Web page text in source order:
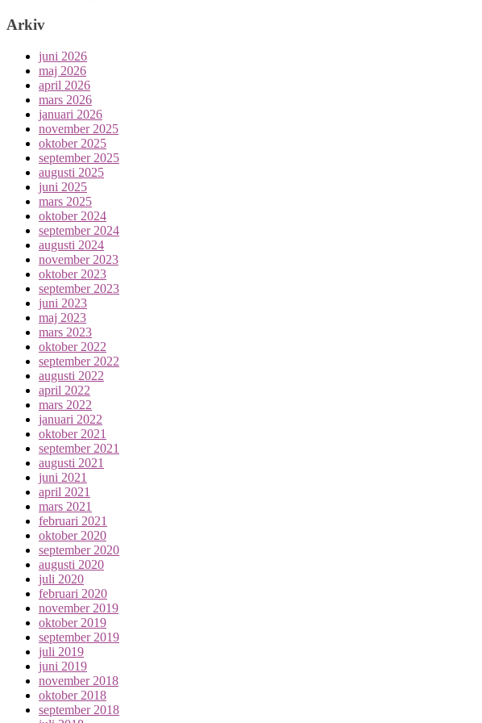
Arkiv
juni 2026
maj 2026
april 2026
mars 2026
januari 2026
november 2025
oktober 2025
september 2025
augusti 2025
juni 2025
mars 2025
oktober 2024
september 2024
augusti 2024
november 2023
oktober 2023
september 2023
juni 2023
maj 2023
mars 2023
oktober 2022
september 2022
augusti 2022
april 2022
mars 2022
januari 2022
oktober 2021
september 2021
augusti 2021
juni 2021
april 2021
mars 2021
februari 2021
oktober 2020
september 2020
augusti 2020
juli 2020
februari 2020
november 2019
oktober 2019
september 2019
juli 2019
juni 2019
november 2018
oktober 2018
september 2018